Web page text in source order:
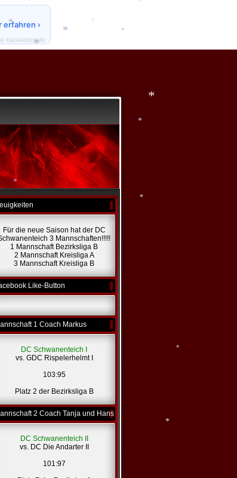
Für die neue Saison hat der DC
3 Mannschaften!!!!!
1 Mannschaft Bezirksliga B
2 Mannschaft Kreisliga A
3 Mannschaft Kreisliga B
Like-Button
1 Coach Markus
DC Schwanenteich I
vs. GDC Rispelerhelmt I
103:95
Platz 2 der Bezirksliga B
2 Coach Tanja und Hans
DC Schwanenteich II
vs. DC Die Andarter II
101:97
erfahren ›
baukasten.de
*
*